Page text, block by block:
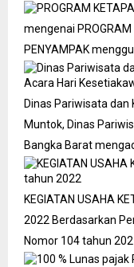
mengenai PROGRAM
PENYAMPAK
Dinas Pariwisata dan
Muntok, Dinas
Bangka Barat
KEGIATAN USAHA
2022 Berdasarkan
Nomor 104 tahun